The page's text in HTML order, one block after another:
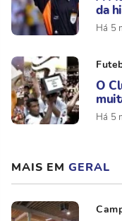
da
Há 5
O
Há 5
MAIS EM GERAL